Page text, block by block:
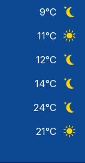
9°C
11°C
12°C
14°C
24°C
21°C